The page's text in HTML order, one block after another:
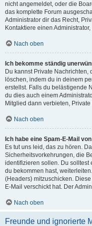
nicht angemeldet, oder die
das komplette Forum
Administrator dir das Recht,
Kontaktiere einen
Nach oben
Ich bekomme ständig
Du kannst Private
löschen, indem du in deinem
erstellst. Falls du belästigende
du dies auch einem
Mitglied dann verbieten,
Nach oben
Ich habe eine Spam-E-Mail
Es tut uns leid, das zu hören.
Sicherheitsvorkehrungen, die
identifizieren sollen. Du solltest
du bekommen hast,
(Headers) mitzuschicken.
E-Mail verschickt hat. Der
Nach oben
Freunde und ignorierte